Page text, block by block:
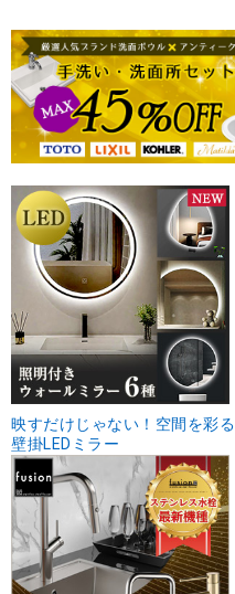
映すだけじゃない！空間を彩る
壁掛LEDミラー